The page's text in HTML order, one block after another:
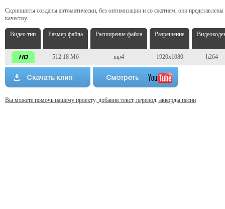
Скриншоты созданы автоматически, без оптимизации и со сжатием, они
качеству.
Видео тип Размер файла Расширение файла Разрешение
512.18 Мб mp4 1920x1080 h264
Вы можете помочь нашему проекту, добавив текст, перевод, аккорды песни